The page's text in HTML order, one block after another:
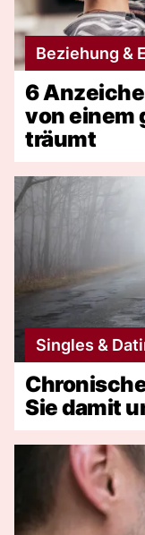
Beziehung &
6
von einem
träumt
Singles &
Sie damit